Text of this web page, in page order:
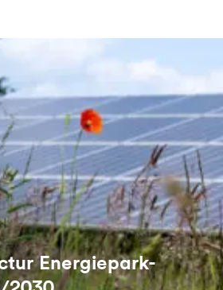
Energiepark-